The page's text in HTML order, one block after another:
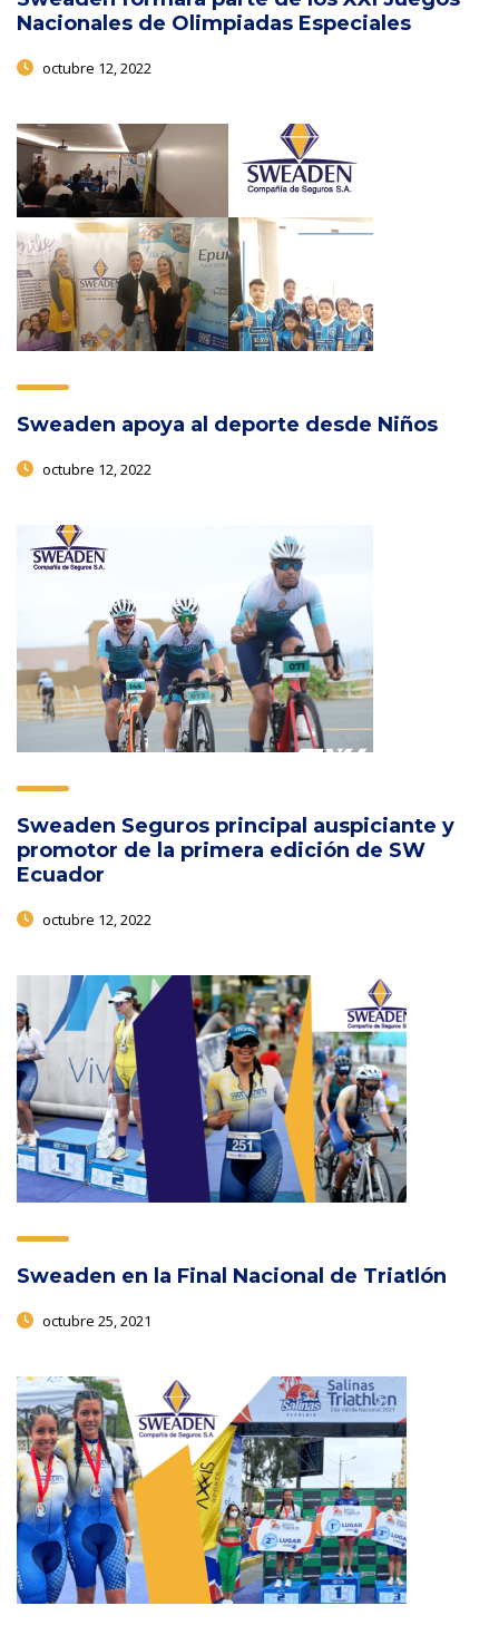
Nacionales de Olimpiadas Especiales
octubre 12, 2022
Sweaden apoya al deporte desde Niños
octubre 12, 2022
Sweaden Seguros principal auspiciante y
promotor de la primera edición de SW
Ecuador
octubre 12, 2022
Sweaden en la Final Nacional de Triatlón
octubre 25, 2021